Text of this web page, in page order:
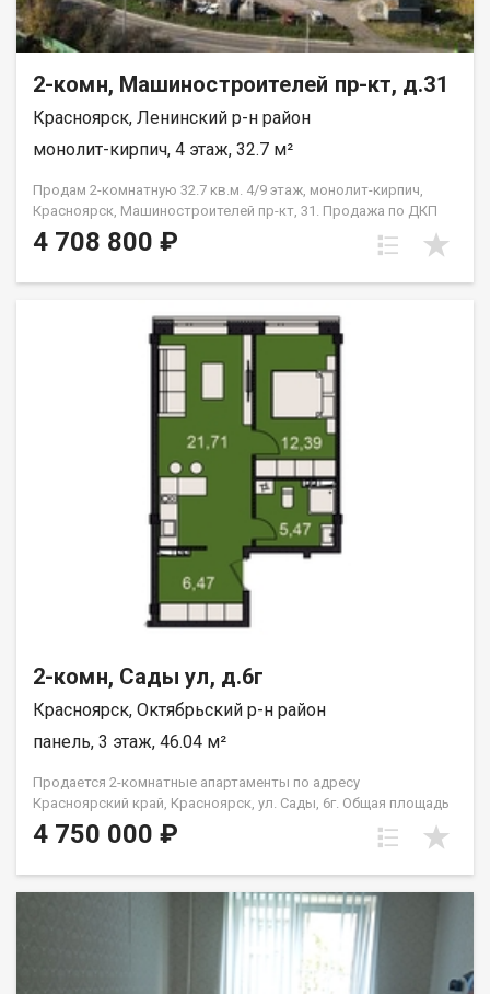
2-комн, Машиностроителей пр-кт, д.31
Красноярск, Ленинский р-н район
монолит-кирпич, 4 этаж, 32.7 м²
Продам 2-комнатную 32.7 кв.м. 4/9 этаж, монолит-кирпич,
Красноярск, Машиностроителей пр-кт, 31. Продажа по ДКП
НЕ ОТ ЗАСТРОЙЩИКА
4 708 800 ₽
2-комн, Сады ул, д.6г
Красноярск, Октябрьский р-н район
панель, 3 этаж, 46.04 м²
Продается 2-комнатные апартаменты по адресу
Красноярский край, Красноярск, ул. Сады, 6г. Общая площадь
квартиры — 46,04 кв.м., Апартаменты предлагаются как
универсальный вид недвижимости: - для собственного
бизнеса. В экологически чистом районе. Возможна ипотека.
4 750 000 ₽